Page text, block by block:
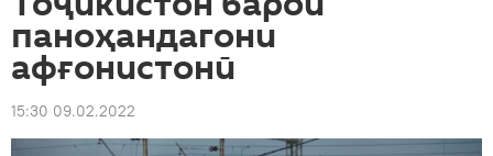
паноҳандагони
афғонистонӣ
15:30 09.02.2022